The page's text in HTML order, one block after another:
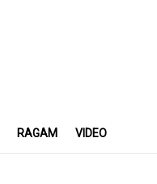
RAGAM VIDEO